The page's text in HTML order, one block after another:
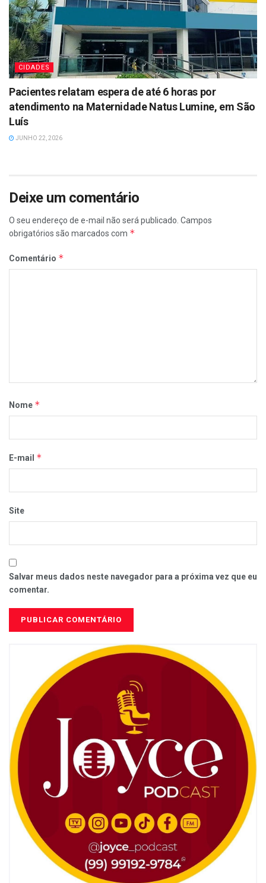
CIDADES
Pacientes relatam espera de até 6 horas por
atendimento na Maternidade Natus Lumine, em São
Luís
JUNHO 22, 2026
Deixe um comentário
O seu endereço de e-mail não será publicado. Campos
obrigatórios são marcados com *
Comentário *
Nome *
E-mail *
Site
Salvar meus dados neste navegador para a próxima vez que eu
comentar.